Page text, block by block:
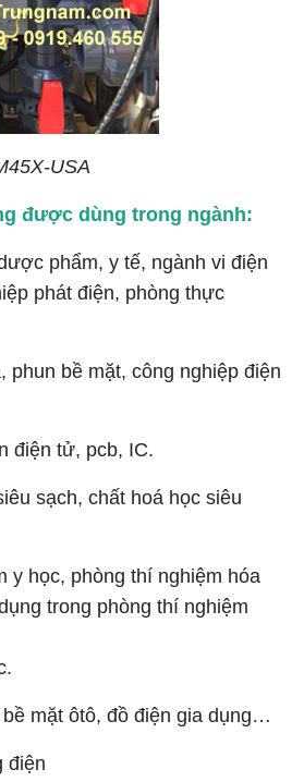
USA
được dùng trong ngành:
phẩm, y tế, ngành vi điện
phát điện, phòng thực
phun bề mặt, công nghiệp điện
điện tử, pcb, IC.
sạch, chất hoá học siêu
y học, phòng thí nghiệm hóa
trong phòng thí nghiệm
mặt ôtô, đồ điện gia dụng…
điện